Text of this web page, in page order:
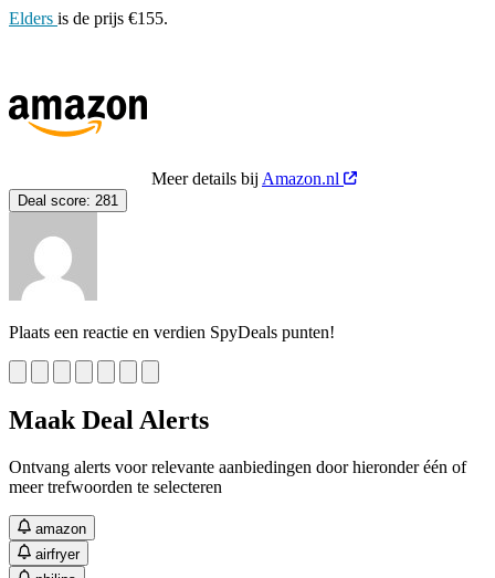
Elders is de prijs €155.
Meer details bij Amazon.nl
Deal score: 281
Plaats een reactie en verdien SpyDeals punten!
Maak Deal Alerts
Ontvang alerts voor relevante aanbiedingen door hieronder één of
meer trefwoorden te selecteren
amazon
airfryer